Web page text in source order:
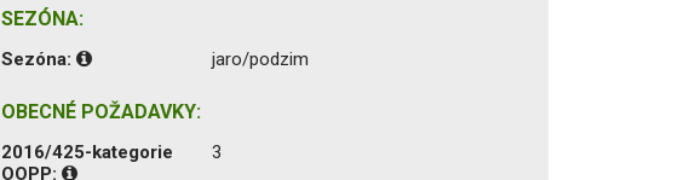
SEZÓNA:
Sezóna: jaro/podzim
OBECNÉ POŽADAVKY:
2016/425-kategorie
OOPP:
3